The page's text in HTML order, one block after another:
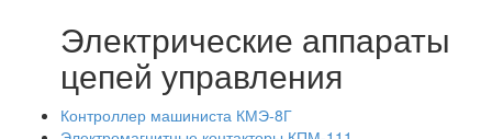
Электрические аппараты
цепей управления
Контроллер машиниста КМЭ-8Г